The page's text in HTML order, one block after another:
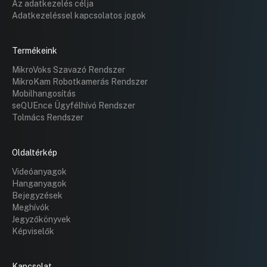
(Stefánia u. 93.) alatti ház falán
elhelyezett Boros-Fischer emléktábla
Hozzászólások
Az adatkezelés célja
Adatkezeléssel kapcsolatos jogok
Termékeink
MikroVoks Szavazó Rendszer
MikroKam Robotkamerás Rendszer
Mobilhangosítás
seQUEnce Ügyfélhívó Rendszer
Tolmács Rendszer
Oldaltérkép
Videóanyagok
Hanganyagok
Bejegyzések
Meghívók
Jegyzőkönyvek
Képviselők